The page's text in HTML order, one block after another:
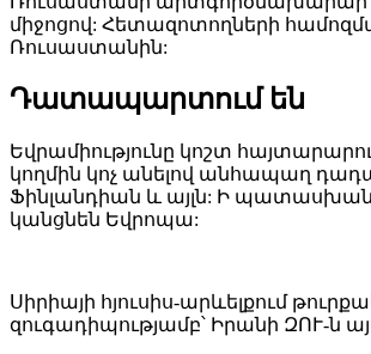
միջոցով: Հետազոտողների
Ռուսաստանին:
Դատապարտում են
Եվրամիությունը կոշտ
կողմին կոչ անելով անհապաղ
Ֆինլանդիան և այլն: Ի պատասխան
կանցնեն Եվրոպա:
Սիրիայի հյուսիս-արևելքում
զուգադիպությամբ՝ Իրանի ԶՈՒ-ն